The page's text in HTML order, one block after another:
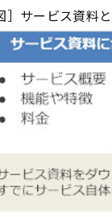
］サービス資料と